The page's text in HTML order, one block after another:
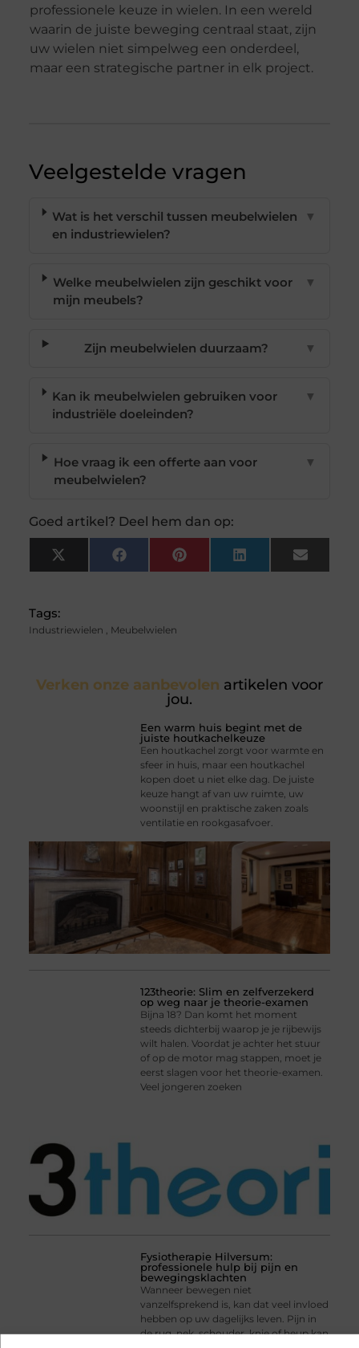
professionele keuze in wielen. In een wereld
waarin de juiste beweging centraal staat, zijn
uw wielen niet simpelweg een onderdeel,
maar een strategische partner in elk project.
Veelgestelde vragen
Wat is het verschil tussen meubelwielen
en industriewielen?
▼
Welke meubelwielen zijn geschikt voor
mijn meubels?
▼
Zijn meubelwielen duurzaam? ▼
Kan ik meubelwielen gebruiken voor
industriële doeleinden?
▼
Hoe vraag ik een offerte aan voor
meubelwielen?
▼
Goed artikel? Deel hem dan op:
X
(Twitter)
FacebookPinterest LinkedIn Email
Tags:
Industriewielen , Meubelwielen
Verken onze aanbevolen artikelen voor
jou.
Een warm huis begint met de
juiste houtkachelkeuze
Een houtkachel zorgt voor warmte en
sfeer in huis, maar een houtkachel
kopen doet u niet elke dag. De juiste
keuze hangt af van uw ruimte, uw
woonstijl en praktische zaken zoals
ventilatie en rookgasafvoer.
123theorie: Slim en zelfverzekerd
op weg naar je theorie-examen
Bijna 18? Dan komt het moment
steeds dichterbij waarop je je rijbewijs
wilt halen. Voordat je achter het stuur
of op de motor mag stappen, moet je
eerst slagen voor het theorie-examen.
Veel jongeren zoeken
Fysiotherapie Hilversum:
professionele hulp bij pijn en
bewegingsklachten
Wanneer bewegen niet
vanzelfsprekend is, kan dat veel invloed
hebben op uw dagelijks leven. Pijn in
de rug, nek, schouder, knie of heup kan